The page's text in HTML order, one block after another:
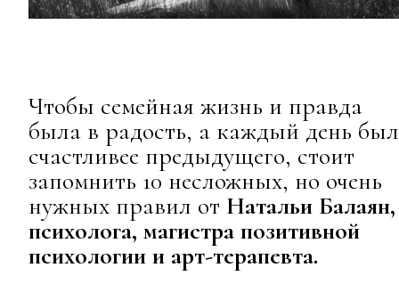
Чтобы семейная жизнь и правда
была в радость, а каждый день был
счастливее предыдущего, стоит
запомнить 10 несложных, но очень
нужных правил от Натальи Балаян,
психолога, магистра позитивной
психологии и арт-терапевта.